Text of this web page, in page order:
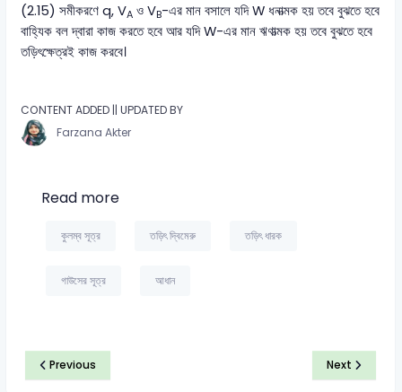
(2.15) সমীকরণে q, VA ও VB-এর মান বসালে যদি W ধনাত্মক হয় তবে বুঝতে হবে
বাহ্যিক বল দ্বারা কাজ করতে হবে আর যদি W-এর মান ঋণাত্মক হয় তবে বুঝতে হবে
তড়িৎক্ষেত্রই কাজ করবে।
CONTENT ADDED || UPDATED BY
Farzana Akter
Read more
কুলম্ব সূত্র তড়িৎ দ্বিমেরু তড়িৎ ধারক
গাউসের সূত্র আধান
Previous Next